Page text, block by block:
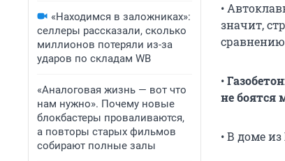
«Находимся в заложниках»:
селлеры рассказали, сколько
миллионов потеряли из-за
ударов по складам WB
«Аналоговая жизнь — вот что
нам нужно». Почему новые
блокбастеры проваливаются,
а повторы старых фильмов
собирают полные залы
•
значит,
сравнению
•
не боятся
• В доме